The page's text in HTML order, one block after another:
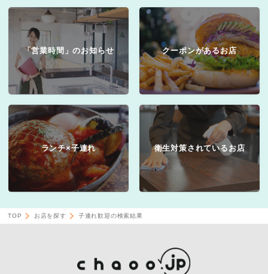
「営業時間」のお知らせ クーポンがあるお店
ランチ×子連れ 衛生対策されているお店
TOP お店を探す 子連れ歓迎の検索結果